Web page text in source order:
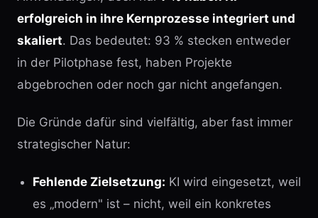
erfolgreich in ihre Kernprozesse integriert und
skaliert. Das bedeutet: 93 % stecken entweder
in der Pilotphase fest, haben Projekte
abgebrochen oder noch gar nicht angefangen.
Die Gründe dafür sind vielfältig, aber fast immer
strategischer Natur:
Fehlende Zielsetzung: KI wird eingesetzt, weil
es „modern" ist – nicht, weil ein konkretes